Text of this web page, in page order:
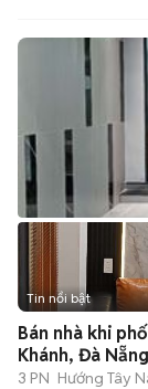
Tin nổi bật
Bán nhà khi
Khánh, Đà Nẵng
3 PN Hướng Tây